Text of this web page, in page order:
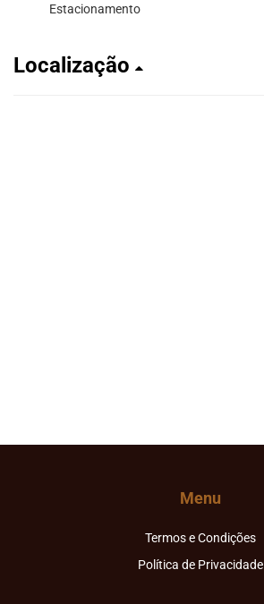
Estacionamento
Localização
Menu
Termos e Condições
Política de Privacidade